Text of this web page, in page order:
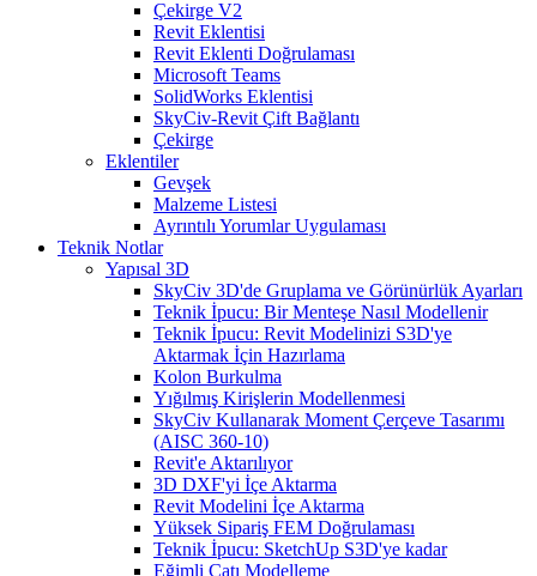
Çekirge V2
Revit Eklentisi
Revit Eklenti Doğrulaması
Microsoft Teams
SolidWorks Eklentisi
SkyCiv-Revit Çift Bağlantı
Çekirge
Eklentiler
Gevşek
Malzeme Listesi
Ayrıntılı Yorumlar Uygulaması
Teknik Notlar
Yapısal 3D
SkyCiv 3D'de Gruplama ve Görünürlük Ayarları
Teknik İpucu: Bir Menteşe Nasıl Modellenir
Teknik İpucu: Revit Modelinizi S3D'ye
Aktarmak İçin Hazırlama
Kolon Burkulma
Yığılmış Kirişlerin Modellenmesi
SkyCiv Kullanarak Moment Çerçeve Tasarımı
(AISC 360-10)
Revit'e Aktarılıyor
3D DXF'yi İçe Aktarma
Revit Modelini İçe Aktarma
Yüksek Sipariş FEM Doğrulaması
Teknik İpucu: SketchUp S3D'ye kadar
Eğimli Çatı Modelleme